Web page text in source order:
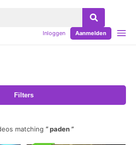
Inloggen Aanmelden
Filters
matching
paden